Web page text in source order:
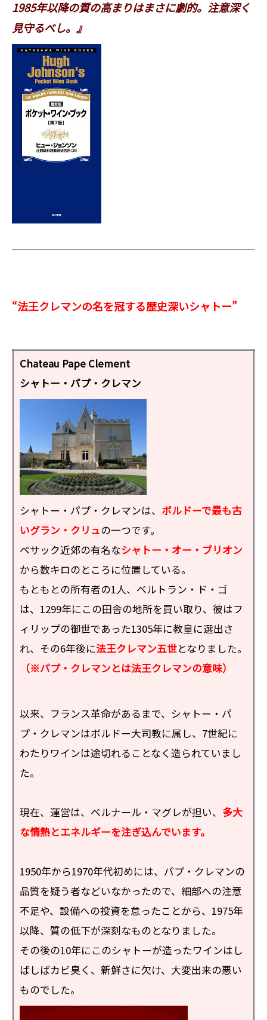
1985年以降の質の高まりはまさに劇的。注意深く
見守るべし。』
“法王クレマンの名を冠する歴史深いシャトー”
Chateau Pape Clement
シャトー・パプ・クレマン
シャトー・パプ・クレマンは、 ボルドーで最も古
いグラン・クリュの一つです。
ペサック近郊の有名なシャトー・オー・ブリオン
から数キロのところに位置している。
もともとの所有者の1人、ベルトラン・ド・ゴ
は、1299年にこの田舎の地所を買い取り、彼はフ
ィリップの御世であった1305年に教皇に選出さ
れ、その6年後に法王クレマン五世となりました。
（※パプ・クレマンとは法王クレマンの意味）
以来、フランス革命があるまで、シャトー・パ
プ・クレマンはボルドー大司教に属し、7世紀に
わたりワインは途切れることなく造られていまし
た。
現在、運営は、ベルナール・マグレが担い、 多大
な情熱とエネルギーを注ぎ込んでいます。
1950年から1970年代初めには、パプ・クレマンの
品質を疑う者などいなかったので、細部への注意
不足や、設備への投資を怠ったことから、1975年
以降、質の低下が深刻なものとなりました。
その後の10年にこのシャトーが造ったワインはし
ばしばカビ臭く、新鮮さに欠け、大変出来の悪い
ものでした。